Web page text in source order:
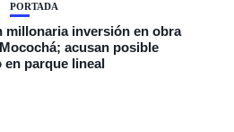
PORTADA
millonaria inversión en obra
acusan posible
en parque lineal